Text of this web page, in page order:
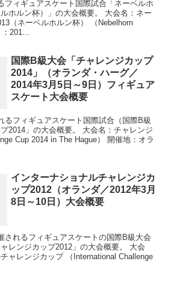
フィギュアスケート国際試合「ネーベルホ
ホルン杯）」の大会概要。 大会名：ネー
（ネーベルホルン杯） （Nebelhorn
201...
国際B級大会「チャレンジカップ
2014」（オランダ・ハーグ／
2014年3月5日～9日）フィギュア
スケート大会概要
るフィギュアスケート国際試合（国際B級
2014」の大会概要。 大会名：チャレンジ
Cup 2014 in The Hague） 開催地：オラ
インターナショナルチャレンジカ
ップ2012（オランダ／2012年3月
8日～10日）大会概要
されるフィギュアスケートの国際B級大会
レンジカップ2012」の大会概要。 大会
ャレンジカップ （International Challenge